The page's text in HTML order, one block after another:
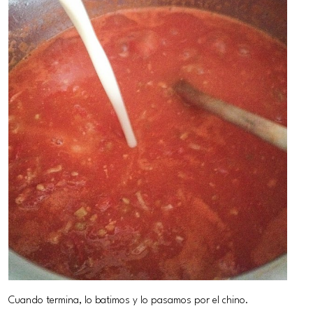
Cuando termina, lo batimos y lo pasamos por el chino.